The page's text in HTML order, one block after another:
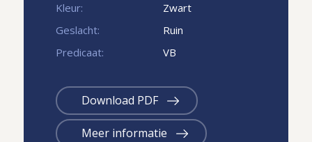
Kleur:
Zwart
Geslacht:
Ruin
Predicaat:
VB
Download PDF
Meer informatie